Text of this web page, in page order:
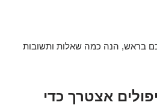
בראש, הנה כמה שאלות ותשובות
טיפולים אצטרך כדי